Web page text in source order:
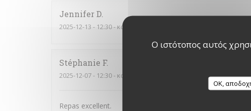
Ο ιστότοπος αυτός
OK,
JenniferD
2025-12-13 - 12:30 - καλεσμένοι 3
Stéphanie F
2025-12-07- 12:30 - καλεσμένοι 3
Repas excellent.